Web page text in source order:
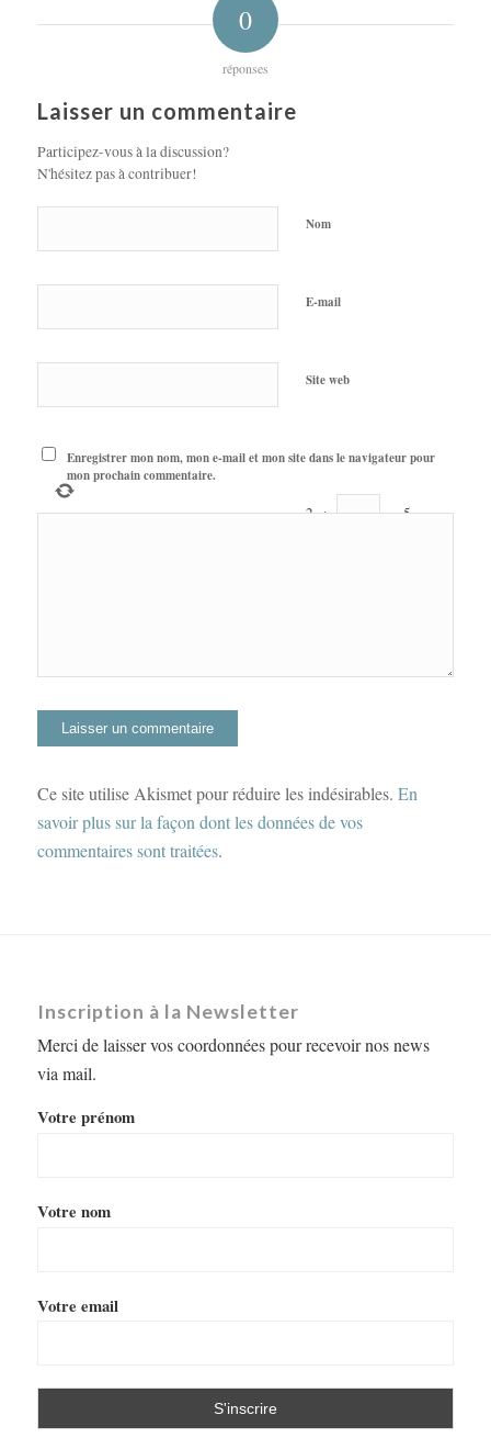
0
réponses
Laisser un commentaire
Participez-vous à la discussion?
N'hésitez pas à contribuer!
Nom
E-mail
Site web
Enregistrer mon nom, mon e-mail et mon site dans le navigateur pour
mon prochain commentaire.
2+ =5
Ce site utilise Akismet pour réduire les indésirables. En
savoir plus sur la façon dont les données de vos
commentaires sont traitées.
Inscription à la Newsletter
Merci de laisser vos coordonnées pour recevoir nos news
via mail.
Votre prénom
Votre nom
Votre email